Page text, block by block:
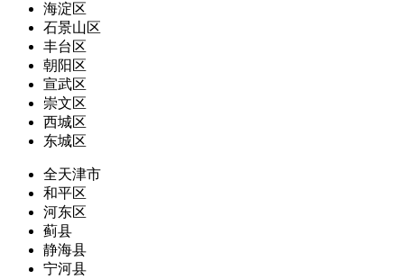
海淀区
石景山区
丰台区
朝阳区
宣武区
崇文区
西城区
东城区
全天津市
和平区
河东区
蓟县
静海县
宁河县